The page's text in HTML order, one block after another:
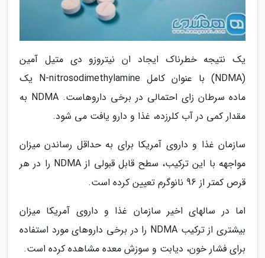
یک نتیجه خطرناک ایجاد ان نیتروزو دی متیل آمین
(NDMA) با عنوان کامل N-nitrosodimethylamine یک
ماده سرطان زای احتمالی در برخی داروهاست. NDMA به
مقدار کمی در آب کلرزده، غذا و دارو یافت می شود.
سازمان غذا و داروی آمریکا برای به حداقل رساندن میزان
مواجهه با این ترکیب، سطح قابل قبولی از NDMA را در هر
قرص کمتر از 96 نانوگرم تعیین کرده است.
اما در سالهای اخیر سازمان غذا و داروی آمریکا میزان
بیشتری از ترکیب NDMA را در برخی داروهای مورد استفاده
برای فشار خون، دیابت و سوزش معده مشاهده کرده است.